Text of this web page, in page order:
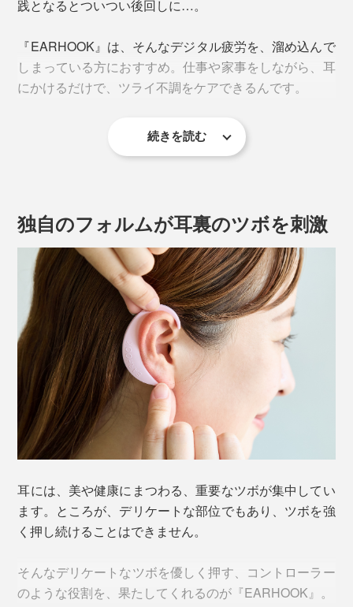
践となるとついつい後回しに…。
『EARHOOK』は、そんなデジタル疲労を、溜め込んで
しまっている方におすすめ。仕事や家事をしながら、耳
にかけるだけで、ツライ不調をケアできるんです。
装着していると、いつの間にか、肩こりや目の疲れを忘
れている！ 片耳たったの5g（Mサイズ）なので、つけて
いることさえ忘れている！
続きを読む
独自のフォルムが耳裏のツボを刺激
耳には、美や健康にまつわる、重要なツボが集中してい
ます。ところが、デリケートな部位でもあり、ツボを強
く押し続けることはできません。
そんなデリケートなツボを優しく押す、コントローラー
のような役割を、果たしてくれるのが『EARHOOK』。